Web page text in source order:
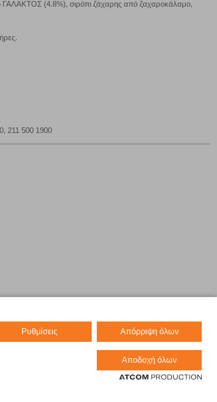
(4.8%), σιρόπι ζάχαρης από ζαχαροκάλαμο,
211 500 1900
Ρυθμίσεις Απόρριψη όλων
Αποδοχή όλων
ρυθμίσετε το πρόγραμμα περιήγησής σας ώστε να